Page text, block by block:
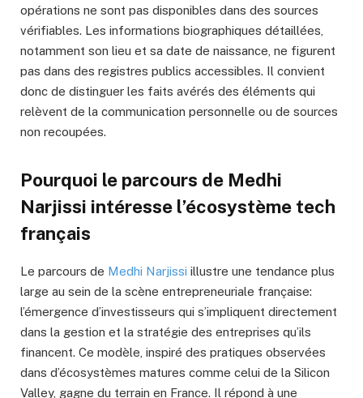
opérations ne sont pas disponibles dans des sources
vérifiables. Les informations biographiques détaillées,
notamment son lieu et sa date de naissance, ne figurent
pas dans des registres publics accessibles. Il convient
donc de distinguer les faits avérés des éléments qui
relèvent de la communication personnelle ou de sources
non recoupées.
Pourquoi le parcours de Medhi
Narjissi intéresse l’écosystème tech
français
Le parcours de Medhi Narjissi illustre une tendance plus
large au sein de la scène entrepreneuriale française:
l’émergence d’investisseurs qui s’impliquent directement
dans la gestion et la stratégie des entreprises qu’ils
financent. Ce modèle, inspiré des pratiques observées
dans d’écosystèmes matures comme celui de la Silicon
Valley, gagne du terrain en France. Il répond à une